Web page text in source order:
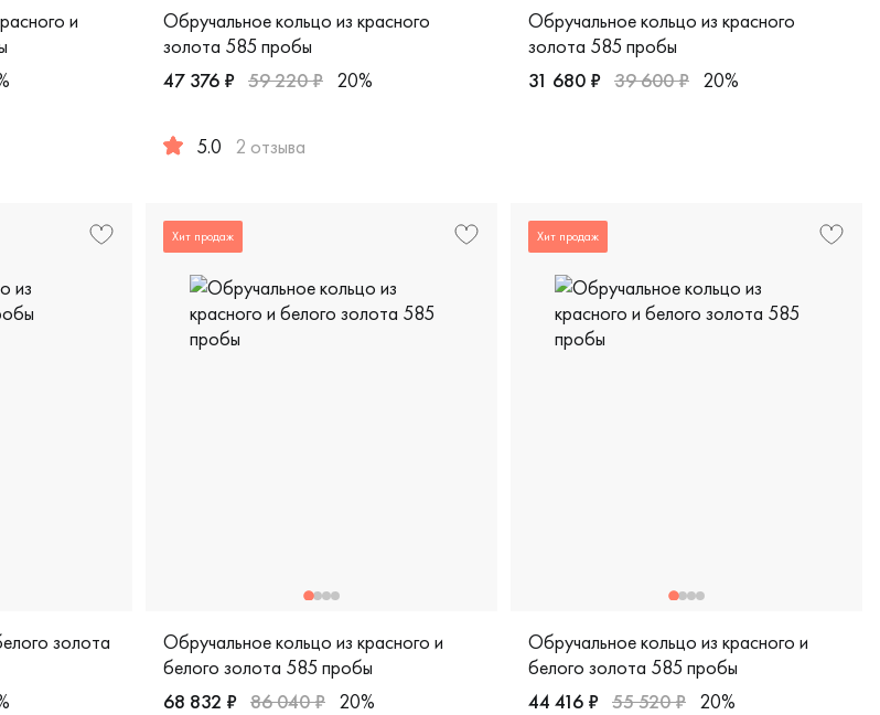
и
красное и белое золото 585 пробы, comfort fit, дизайнерская, sd-55кб
Обручальное кольцо из красного
золота 585 пробы
47 376 ₽ 59 220 ₽ 20%
5.0 2 отзыва
Обручальное кольцо из красного
золота 585 пробы
31 680 ₽ 39 600 ₽ 20%
золота
Хит продаж
Обручальное кольцо из красного и
белого золота 585 пробы
68 832 ₽ 86 040 ₽ 20%
Хит продаж
Обручальное кольцо из красного и
белого золота 585 пробы
44 416 ₽ 55 520 ₽ 20%